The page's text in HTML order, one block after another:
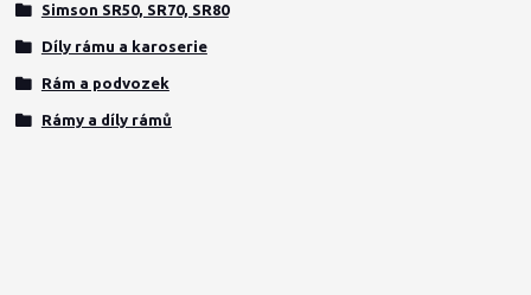
Simson SR50, SR70, SR80
Díly rámu a karoserie
Rám a podvozek
Rámy a díly rámů